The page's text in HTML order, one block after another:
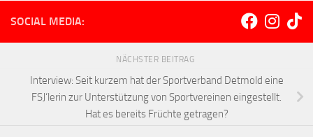
SOCIAL MEDIA:
NÄCHSTER BEITRAG
Interview: Seit kurzem hat der Sportverband Detmold eine
FSJ‘lerin zur Unterstützung von Sportvereinen eingestellt.
Hat es bereits Früchte getragen?